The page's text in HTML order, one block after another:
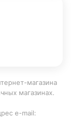
магазина
магазинах.
e-mail: